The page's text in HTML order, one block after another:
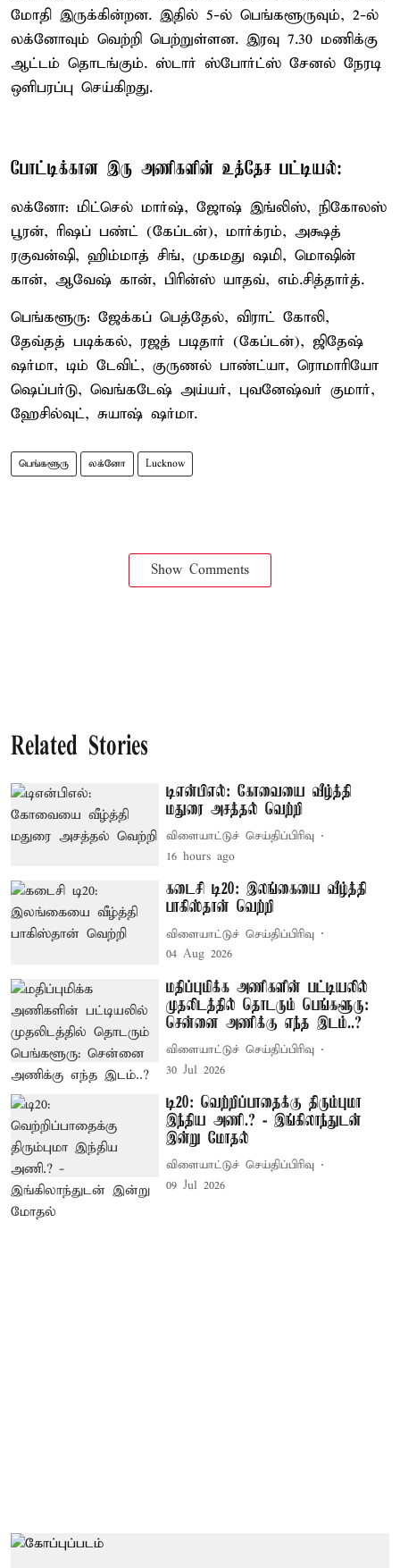
மோதி இருக்கின்றன. இதில் 5-ல் பெங்களூருவும், 2-ல்
லக்னோவும் வெற்றி பெற்றுள்ளன. இரவு 7.30 மணிக்கு
ஆட்டம் தொடங்கும். ஸ்டார் ஸ்போர்ட்ஸ் சேனல் நேரடி
ஒளிபரப்பு செய்கிறது.
போட்டிக்கான இரு அணிகளின் உத்தேச பட்டியல்:
லக்னோ: மிட்செல் மார்ஷ், ஜோஷ் இங்லிஸ், நிகோலஸ்
பூரன், ரிஷப் பண்ட் (கேப்டன்), மார்க்ரம், அக்ஷத்
ரகுவன்ஷி, ஹிம்மாத் சிங், முகமது ஷமி, மொஷின்
கான், ஆவேஷ் கான், பிரின்ஸ் யாதவ், எம்.சித்தார்த்.
பெங்களூரு: ஜேக்கப் பெத்தேல், விராட் கோலி,
தேவ்தத் படிக்கல், ரஜத் படிதார் (கேப்டன்), ஜிதேஷ்
ஷர்மா, டிம் டேவிட், குருணல் பாண்ட்யா, ரொமாரியோ
ஷெப்பர்டு, வெங்கடேஷ் அய்யர், புவனேஷ்வர் குமார்,
ஹேசில்வுட், சுயாஷ் ஷர்மா.
பெங்களூரு லக்னோ Lucknow
Show Comments
Related Stories
டிஎன்பிஎல்: கோவையை வீழ்த்தி
மதுரை அசத்தல் வெற்றி
விளையாட்டுச் செய்திப்பிரிவு
16 hours ago
கடைசி டி20: இலங்கையை வீழ்த்தி
பாகிஸ்தான் வெற்றி
விளையாட்டுச் செய்திப்பிரிவு
04 Aug 2026
மதிப்புமிக்க அணிகளின் பட்டியலில்
முதலிடத்தில் தொடரும் பெங்களூரு:
சென்னை அணிக்கு எந்த இடம்..?
விளையாட்டுச் செய்திப்பிரிவு
30 Jul 2026
டி20: வெற்றிப்பாதைக்கு திரும்புமா
இந்திய அணி.? - இங்கிலாந்துடன்
இன்று மோதல்
விளையாட்டுச் செய்திப்பிரிவு
09 Jul 2026